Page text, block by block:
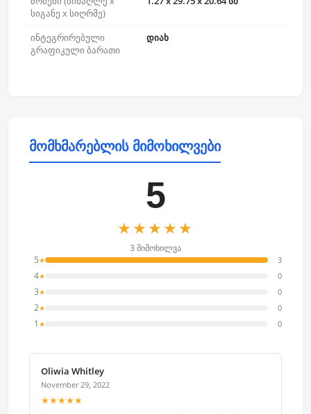
სიგანე x სიღრმე)
ინტეგრირებული
გრაფიკული ბარათი
დიახ
მომხმარებლის მიმოხილვები
5
★★★★★
3 მიმოხილვა
5★ 3
4★ 0
3★ 0
2★ 0
1 ★ 0
Oliwia Whitley
November 29, 2022
★★★★★